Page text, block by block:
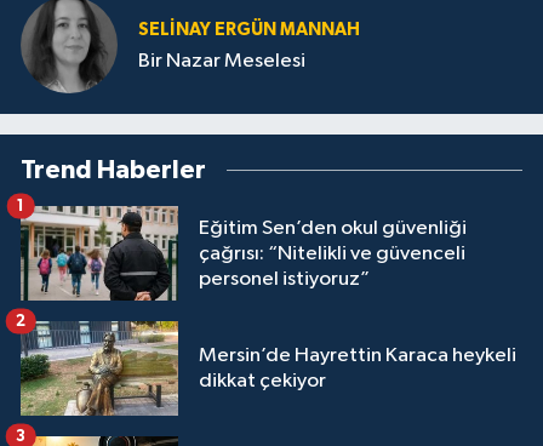
SELINAY ERGÜN MANNAH
Bir Nazar Meselesi
Trend Haberler
Eğitim Sen’den okul güvenliği
çağrısı: “Nitelikli ve güvenceli
personel istiyoruz”
1
Mersin’de Hayrettin Karaca heykeli
dikkat çekiyor
2
3